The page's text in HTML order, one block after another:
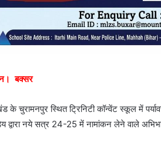
बक्सर
के चुरामनपुर स्थित ट्रिनिटी कॉन्वेंट स्कूल में
द्वारा नये सत्र 24-25 में नामांकन लेने वाले